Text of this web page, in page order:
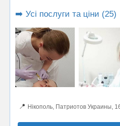
➡️ Усі послуги та ціни (25)
📍 Нікополь, Патриотов Украины,